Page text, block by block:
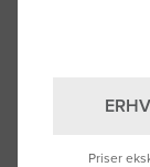
Fragt 49 DKK
Priser